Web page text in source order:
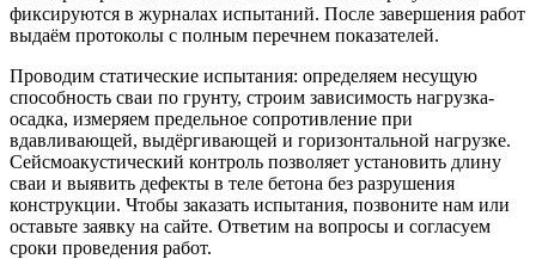
фиксируются в журналах испытаний. После завершения работ
выдаём протоколы с полным перечнем показателей.
Проводим статические испытания: определяем несущую
способность сваи по грунту, строим зависимость нагрузка-
осадка, измеряем предельное сопротивление при
вдавливающей, выдёргивающей и горизонтальной нагрузке.
Сейсмоакустический контроль позволяет установить длину
сваи и выявить дефекты в теле бетона без разрушения
конструкции. Чтобы заказать испытания, позвоните нам или
оставьте заявку на сайте. Ответим на вопросы и согласуем
сроки проведения работ.